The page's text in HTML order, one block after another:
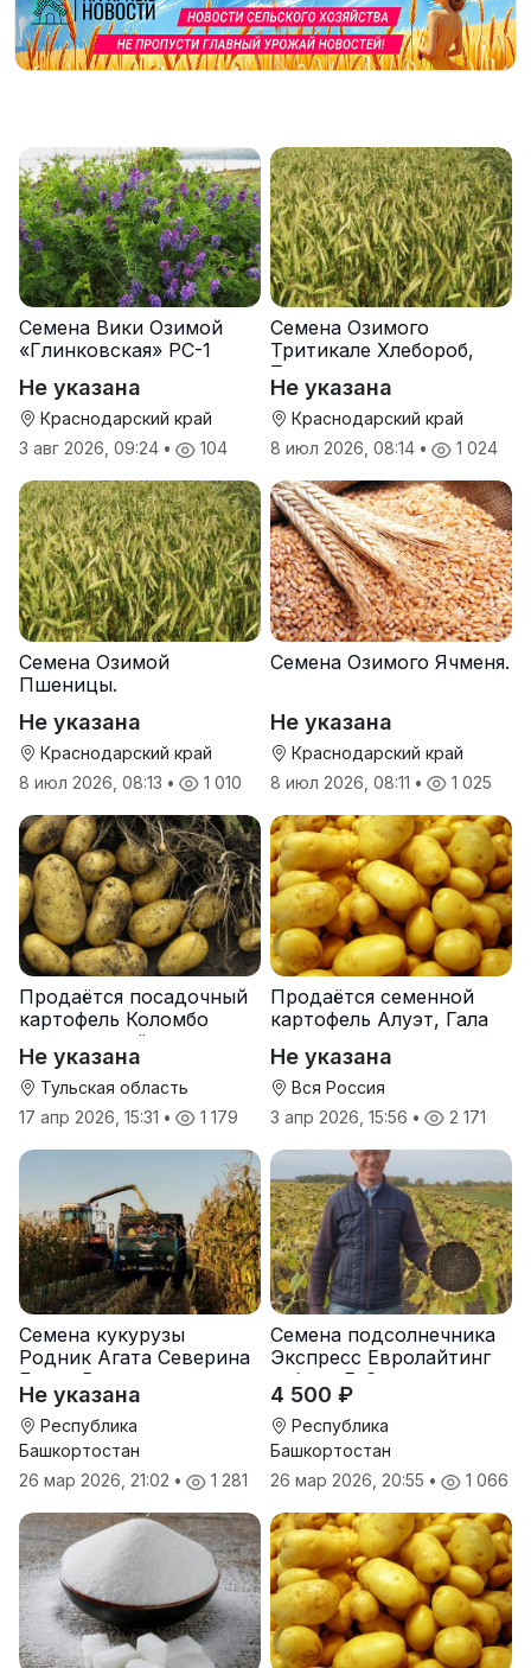
Семена Вики Озимой
«Глинковская» РС-1
Не указана
Краснодарский край
3 авг 2026, 09:24 • 104
Семена Озимого
Тритикале Хлебороб,
Тихон
Не указана
Краснодарский край
8 июл 2026, 08:14 • 1 024
Семена Озимой
Пшеницы.
Не указана
Краснодарский край
8 июл 2026, 08:13 • 1 010
Семена Озимого Ячменя.
Не указана
Краснодарский край
8 июл 2026, 08:11 • 1 025
Продаётся посадочный
картофель Коломбо
оптом от трёх тонн
Не указана
Тульская область
17 апр 2026, 15:31 • 1 179
Продаётся семенной
картофель Алуэт, Гала
Не указана
Вся Россия
3 апр 2026, 15:56 • 2 171
Семена кукурузы
Родник Агата Северина
Берта Вилора
Прохладненский Дарина
Росс Машук Катерина
Не указана
Республика
Башкортостан
26 мар 2026, 21:02 • 1 281
Семена подсолнечника
Экспресс Евролайтинг
гибрид F-G+
4 500 ₽
Республика
Башкортостан
26 мар 2026, 20:55 • 1 066